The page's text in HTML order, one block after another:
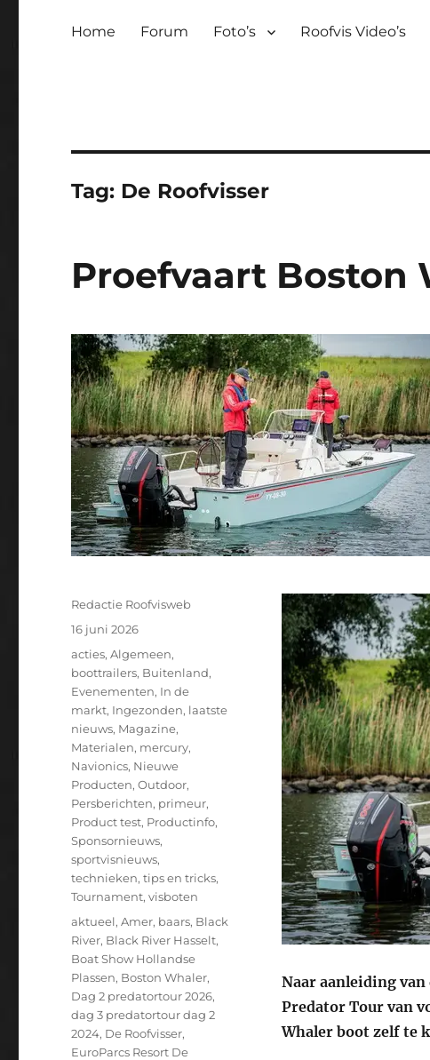
Home Forum Foto’s Roofvis Video’s
Tag: De Roofvisser
Proefvaart Boston
Naar aanleiding
Predator Tour van
Whaler boot zelf te
Auteur
Redactie Roofvisweb
Geplaatst
16 juni 2026
Categorieën
acties,Algemeen,
boottrailers, Buitenland,
Evenementen, In de
markt, Ingezonden, laatste
nieuws, Magazine,
Materialen, mercury,
Navionics, Nieuwe
Producten,Outdoor,
Persberichten, primeur,
Product test, Productinfo,
Sponsornieuws,
sportvisnieuws,
technieken,tips en tricks,
Tournament,visboten
Tags
aktueel,Amer, baars, Black
River, Black River Hasselt,
Boat Show Hollandse
Plassen, Boston Whaler,
Dag 2 predatortour 2026,
dag 3 predatortour dag 2
2024, De Roofvisser,
EuroParcs Resort De